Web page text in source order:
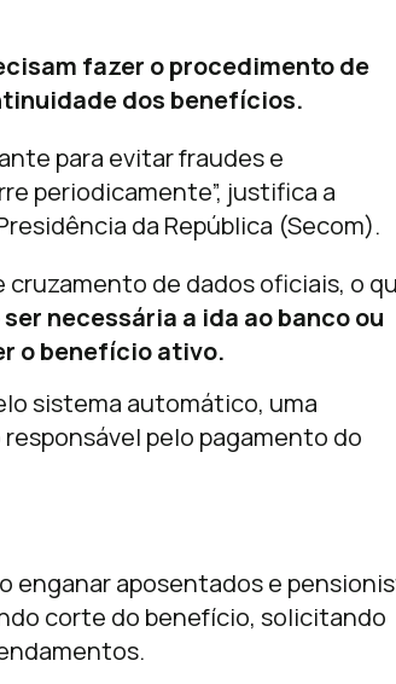
fazer o procedimento de
dos benefícios.
para evitar fraudes e
periodicamente”, justifica a
da República (Secom).
de dados oficiais, o
ser necessária a ida ao banco ou
o benefício ativo.
sistema automático, uma
pelo pagamento do
enganar aposentados e
corte do benefício, solicitando